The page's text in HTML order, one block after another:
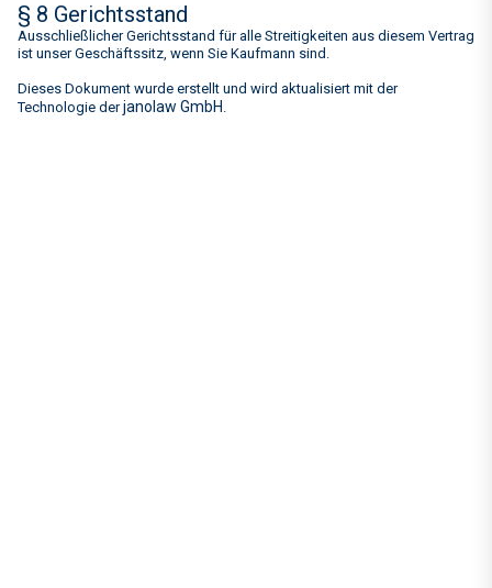
§ 8 Gerichtsstand
Ausschließlicher Gerichtsstand für alle Streitigkeiten aus diesem Vertrag
ist unser Geschäftssitz, wenn Sie Kaufmann sind.
Dieses Dokument wurde erstellt und wird aktualisiert mit der
Technologie derjanolaw GmbH .